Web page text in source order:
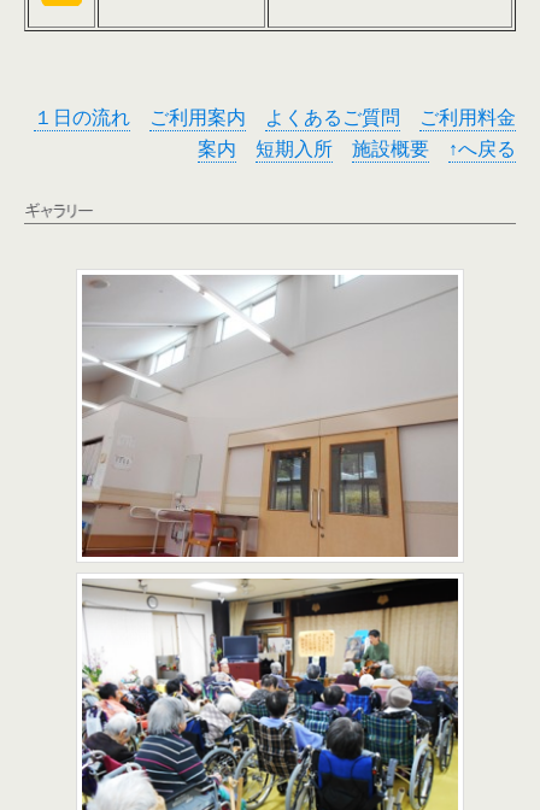
１日の流れ ご利用案内 よくあるご質問
ご利用料金
案内
短期入所 施設概要 ↑へ戻る